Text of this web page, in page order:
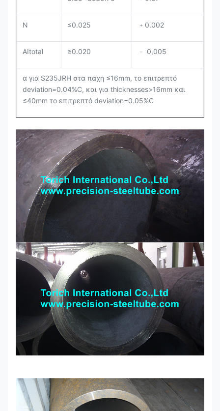
Ν ≤0.025 ﹢0.002
AItotal ≥0.020 ﹣ 0,005
α για S235JRH στα πάχη ≤16mm, το επιτρεπτό
deviation=0.04%C, και για thicknesses>16mm και
≤40mm το επιτρεπτό deviation=0.05%C